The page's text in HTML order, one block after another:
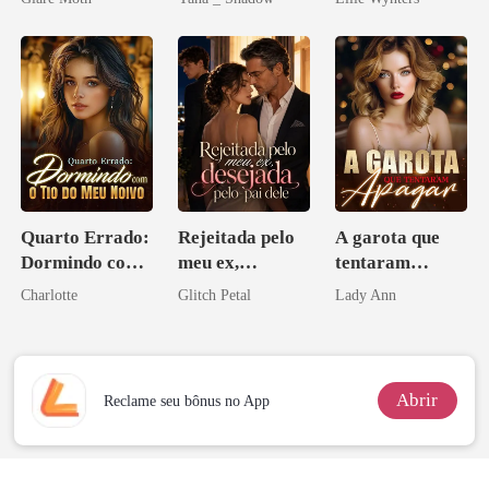
Quarto Errado:
Dormindo com
o Tio do Meu
Charlotte
Rejeitada pelo
meu ex,
desejada pelo
Glitch Petal
A garota que
tentaram
apagar
Lady Ann
Reclame seu bônus no App Abrir